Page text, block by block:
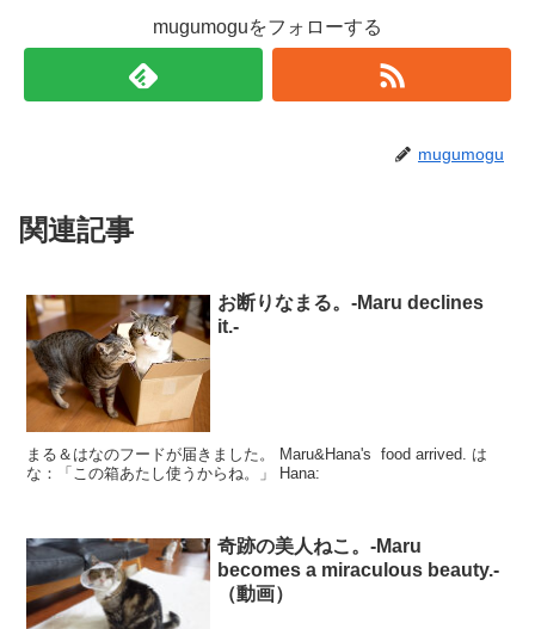
mugumoguをフォローする
mugumogu
関連記事
お断りなまる。-Maru declines
it.-
まる＆はなのフードが届きました。 Maru&Hana's food arrived. は
な：「この箱あたし使うからね。」 Hana:
奇跡の美人ねこ。-Maru
becomes a miraculous beauty.-
（動画）